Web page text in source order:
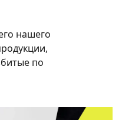
нашего
по